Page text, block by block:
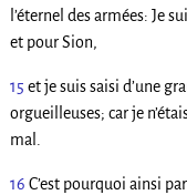
l’éternel des armées: Je
et pour Sion,
15 et je suis saisi d’une
orgueilleuses; car je
mal.
16 C’est pourquoi ainsi